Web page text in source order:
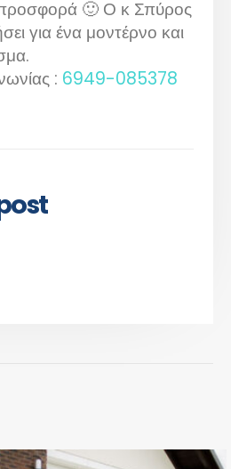
προσφορά 🙂 Ο κ Σπύρος
για ένα μοντέρνο και
: 6949-085378